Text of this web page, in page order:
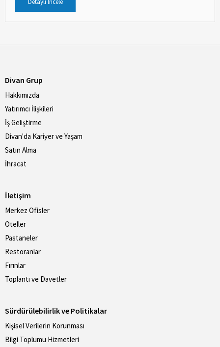
Divan Grup
Hakkımızda
Yatırımcı İlişkileri
İş Geliştirme
Divan'da Kariyer ve Yaşam
Satın Alma
İhracat
İletişim
Merkez Ofisler
Oteller
Pastaneler
Restoranlar
Fırınlar
Toplantı ve Davetler
Sürdürülebilirlik ve Politikalar
Kişisel Verilerin Korunması
Bilgi Toplumu Hizmetleri